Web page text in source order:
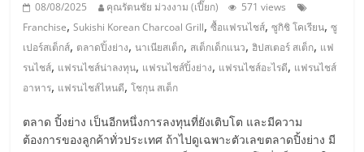
ขาย
แฟ
รน
08/08/2025 คุณรัตนชัย ม่วงงาม (เปี๊ยก)
571 views
Franchise,Sukishi Korean Charcoal Grill,ซื้อแฟรนไชส์,ซูกิชิ โคเรียน,ซู
เปอร์สเต็กส์, ตลาดปิ้งย่าง,นาเนียสเต็ก, สเต็กเด็กแนว,ฮิปสเตอร์ สเต็ก, แฟ
รนไชส์, แฟรนไชส์น่าลงทุน, แฟรนไชส์ปิ้งย่าง, แฟรนไชส์อะไรดี, แฟรนไชส์
อาหาร, แฟรนไชส์ไหนดี,โชกุน สเต็ก
ตลาด ปิ้งย่าง เป็นอีกหนึ่งการลงทุนที่ยังเติบโต และมีความ
ต้องการของลูกค้าทั่วประเทศ ถ้าไปดูเฉพาะตัวเลขตลาดปิ้งย่าง มี